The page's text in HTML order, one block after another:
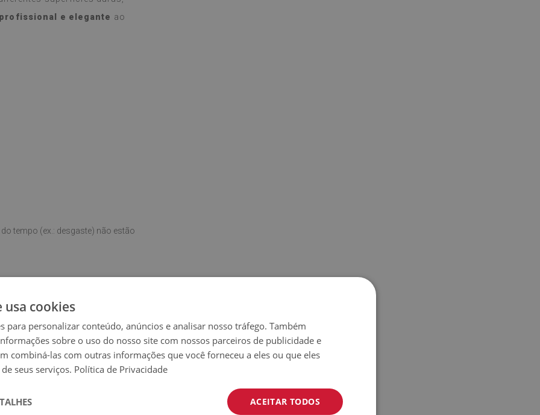
e elegante ao
tempo (ex.: desgaste) não estão
sobre uma superfície macia,
usa cookies
para personalizar conteúdo, anúncios e analisar nosso tráfego. Também
sobre o uso do nosso site com nossos parceiros de publicidade e
combiná-las com outras informações que você forneceu a eles ou que eles
seus serviços. Política de Privacidade
ACEITAR TODOS